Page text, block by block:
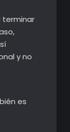
terminar
y no
es